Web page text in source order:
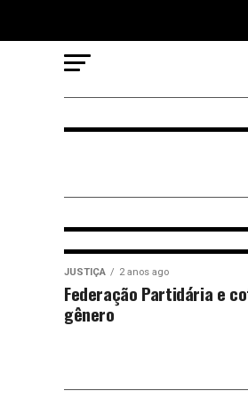
Tia Dirce,
Brothers in
JUSTIÇA 2 anos ago
Federação Partidária e
gênero